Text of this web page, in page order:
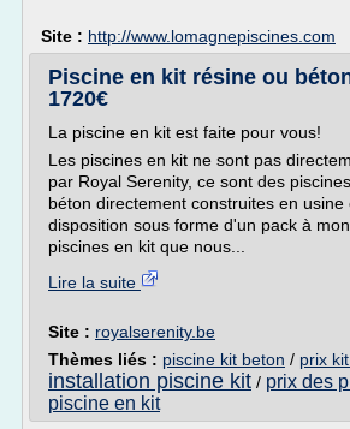
Site : http://www.lomagnepiscines.com
Piscine en kit résine ou
1720€
La piscine en kit est faite pour vous!
Les piscines en kit ne sont pas
par Royal Serenity, ce sont des
béton directement construites en usine
disposition sous forme d'un pack à
piscines en kit que nous...
Lire la suite
Site : royalserenity.be
Thèmes liés : piscine kit beton / prix
installation piscine kit / prix des
piscine en kit